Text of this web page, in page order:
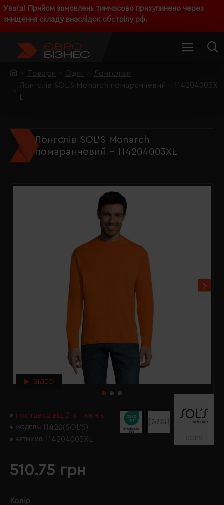
Увага! Прийом замовлень тимчасово призупинено через
знищення складу внаслідок обстрілу рф.
Товари Одяг
Лонгсліви
Лонгслів SOL'S Monarch помаранчевий - 114204003X
Лонгслів SOL'S Monarch
помаранчевий - 114204003XL
ВІДЕО
поставка від 2-х тижнів
МОДЕЛЬ: 11420(SOL’S)
АРТИКУЛ: 114204003XL SOL’S
510.75 грн
Колір